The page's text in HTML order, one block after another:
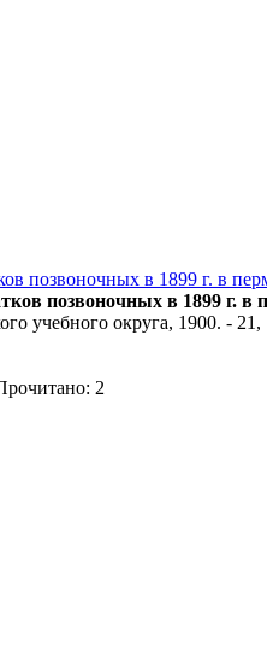
позвоночных в 1899 г. в
позвоночных в 1899 г.
учебного округа, 1900. - 21,
2